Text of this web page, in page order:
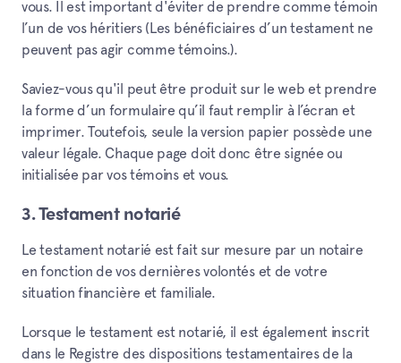
vous. Il est important d'éviter de prendre comme témoin
l’un de vos héritiers (Les bénéficiaires d’un testament ne
peuvent pas agir comme témoins.).
Saviez-vous qu'il peut être produit sur le web et prendre
la forme d’un formulaire qu’il faut remplir à l’écran et
imprimer. Toutefois, seule la version papier possède une
valeur légale. Chaque page doit donc être signée ou
initialisée par vos témoins et vous.
3. Testament notarié
Le testament notarié est fait sur mesure par un notaire
en fonction de vos dernières volontés et de votre
situation financière et familiale.
Lorsque le testament est notarié, il est également inscrit
dans le Registre des dispositions testamentaires de la